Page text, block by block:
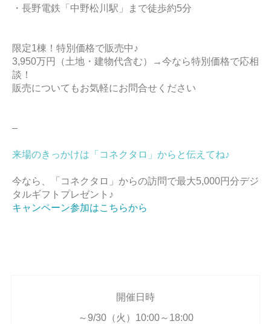
・長野電鉄「中野松川駅」まで徒歩約5分
限定1棟！特別価格で販売中♪
3,950万円（土地・建物代含む）→今なら特別価格で応相
談！
販売についてもお気軽にお問合せください
–
来場のきっかけは「コネクタロ」からと伝えてね♪
今なら、「コネクタロ」からの訪問で最大5,000円分デジ
タルギフトプレゼント♪
キャンペーン参加はこちらから
開催日時
～9/30（火）10:00～18:00